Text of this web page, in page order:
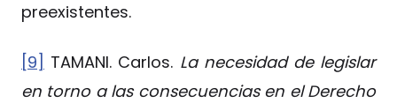
preexistentes.
[9] TAMANI. Carlos. La necesidad de legislar
en torno a las consecuencias en el Derecho